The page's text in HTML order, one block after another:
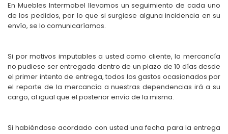
En Muebles Intermobel llevamos un seguimiento de cada uno
de los pedidos, por lo que si surgiese alguna incidencia en su
envío, se lo comunicaríamos.
Si por motivos imputables a usted como cliente, la mercancía
no pudiese ser entregada dentro de un plazo de 10 días desde
el primer intento de entrega, todos los gastos ocasionados por
el reporte de la mercancía a nuestras dependencias irá a su
cargo, al igual que el posterior envío de la misma.
Si habiéndose acordado con usted una fecha para la entrega